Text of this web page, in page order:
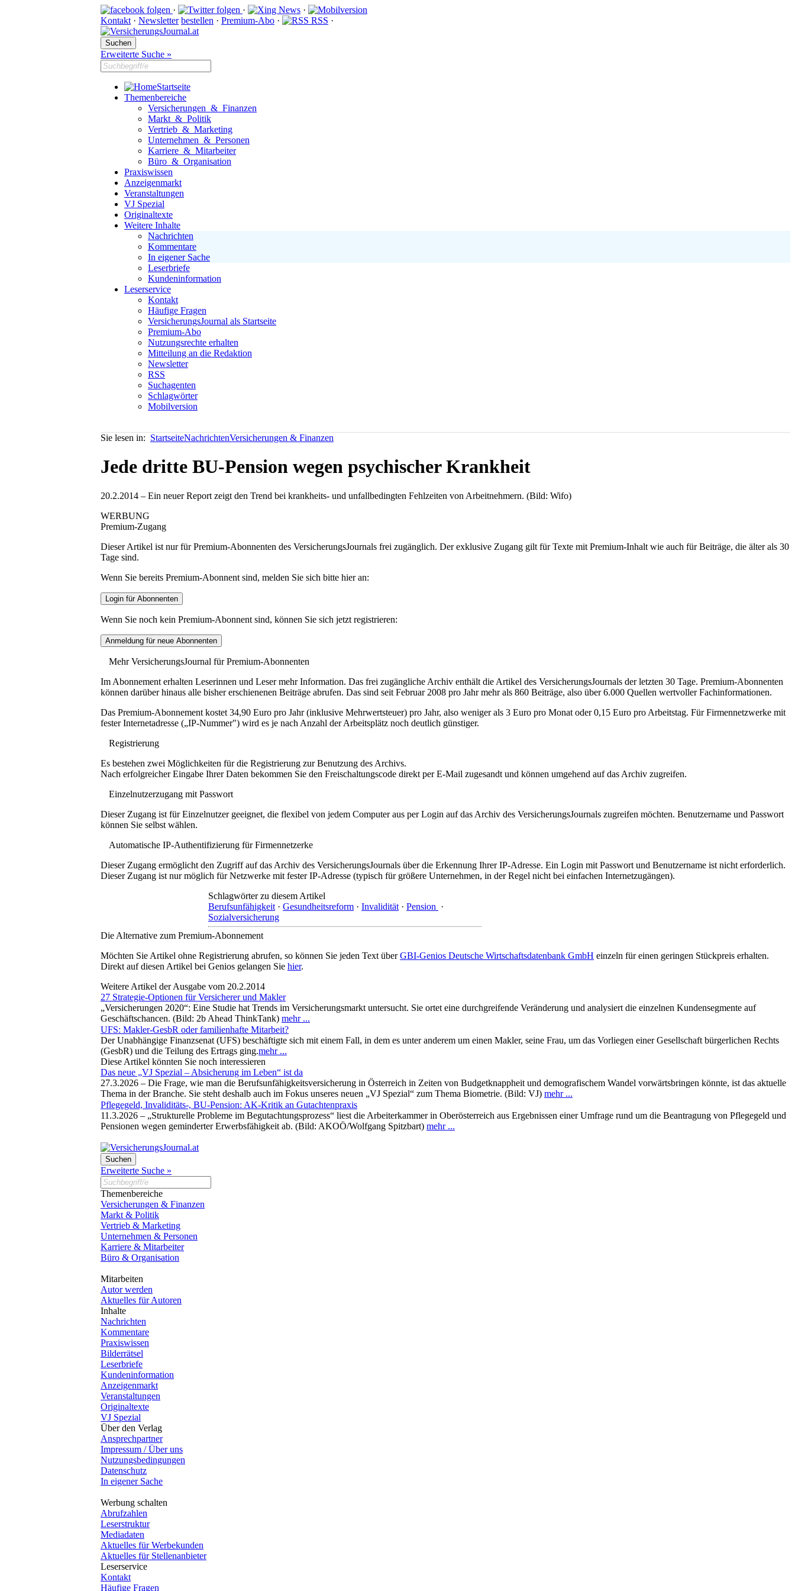
· ·
·
Kontakt · Newsletter bestellen · Premium-Abo · RSS ·
Erweiterte Suche »
Startseite
Themenbereiche
Versicherungen & Finanzen
Markt & Politik
Vertrieb & Marketing
Unternehmen & Personen
Karriere & Mitarbeiter
Büro & Organisation
Praxiswissen
Anzeigenmarkt
Veranstaltungen
VJ Spezial
Originaltexte
Weitere Inhalte
Nachrichten
Kommentare
In eigener Sache
Leserbriefe
Kundeninformation
Leserservice
Kontakt
Häufige Fragen
VersicherungsJournal als Startseite
Premium-Abo
Nutzungsrechte erhalten
Mitteilung an die Redaktion
Newsletter
RSS
Suchagenten
Schlagwörter
Mobilversion
Sie lesen in: StartseiteNachrichtenVersicherungen & Finanzen
Jede dritte BU-Pension wegen psychischer Krankheit
20.2.2014 – Ein neuer Report zeigt den Trend bei krankheits- und unfallbedingten Fehlzeiten von Arbeitnehmern. (Bild: Wifo)
WERBUNG
Premium-Zugang
Dieser Artikel ist nur für Premium-Abonnenten des VersicherungsJournals frei zugänglich. Der exklusive Zugang gilt für Texte mit Premium-Inhalt wie auch für Beiträge, die älter als 30
Tage sind.
Wenn Sie bereits Premium-Abonnent sind, melden Sie sich bitte hier an:
Wenn Sie noch kein Premium-Abonnent sind, können Sie sich jetzt registrieren:
Mehr VersicherungsJournal für Premium-Abonnenten
Im Abonnement erhalten Leserinnen und Leser mehr Information. Das frei zugängliche Archiv enthält die Artikel des VersicherungsJournals der letzten 30 Tage. Premium-Abonnenten
können darüber hinaus alle bisher erschienenen Beiträge abrufen. Das sind seit Februar 2008 pro Jahr mehr als 860 Beiträge, also über 6.000 Quellen wertvoller Fachinformationen.
Das Premium-Abonnement kostet 34,90 Euro pro Jahr (inklusive Mehrwertsteuer) pro Jahr, also weniger als 3 Euro pro Monat oder 0,15 Euro pro Arbeitstag. Für Firmennetzwerke mit
fester Internetadresse („IP-Nummer") wird es je nach Anzahl der Arbeitsplätz noch deutlich günstiger.
Registrierung
Es bestehen zwei Möglichkeiten für die Registrierung zur Benutzung des Archivs.
Nach erfolgreicher Eingabe Ihrer Daten bekommen Sie den Freischaltungscode direkt per E-Mail zugesandt und können umgehend auf das Archiv zugreifen.
Einzelnutzerzugang mit Passwort
Dieser Zugang ist für Einzelnutzer geeignet, die flexibel von jedem Computer aus per Login auf das Archiv des VersicherungsJournals zugreifen möchten. Benutzername und Passwort
können Sie selbst wählen.
Automatische IP-Authentifizierung für Firmennetzerke
Dieser Zugang ermöglicht den Zugriff auf das Archiv des VersicherungsJournals über die Erkennung Ihrer IP-Adresse. Ein Login mit Passwort und Benutzername ist nicht erforderlich.
Dieser Zugang ist nur möglich für Netzwerke mit fester IP-Adresse (typisch für größere Unternehmen, in der Regel nicht bei einfachen Internetzugängen).
Schlagwörter zu diesem Artikel
Berufsunfähigkeit · Gesundheitsreform · Invalidität · Pension ·
Sozialversicherung
Die Alternative zum Premium-Abonnement
Möchten Sie Artikel ohne Registrierung abrufen, so können Sie jeden Text überGBI-Genios Deutsche Wirtschaftsdatenbank GmbH einzeln für einen geringen Stückpreis erhalten.
Direkt auf diesen Artikel bei Genios gelangen Sie hier.
Weitere Artikel der Ausgabe vom 20.2.2014
27 Strategie-Optionen für Versicherer und Makler
„Versicherungen 2020“: Eine Studie hat Trends im Versicherungsmarkt untersucht. Sie ortet eine durchgreifende Veränderung und analysiert die einzelnen Kundensegmente auf
Geschäftschancen. (Bild: 2b Ahead ThinkTank) mehr ...
UFS: Makler-GesbR oder familienhafte Mitarbeit?
Der Unabhängige Finanzsenat (UFS) beschäftigte sich mit einem Fall, in dem es unter anderem um einen Makler, seine Frau, um das Vorliegen einer Gesellschaft bürgerlichen Rechts
(GesbR) und die Teilung des Ertrags ging.mehr ...
Diese Artikel könnten Sie noch interessieren
Das neue „VJ Spezial – Absicherung im Leben“ ist da
27.3.2026 – Die Frage, wie man die Berufsunfähigkeitsversicherung in Österreich in Zeiten von Budgetknappheit und demografischem Wandel vorwärtsbringen könnte, ist das aktuelle
Thema in der Branche. Sie steht deshalb auch im Fokus unseres neuen „VJ Spezial“ zum Thema Biometrie. (Bild: VJ) mehr ...
Pflegegeld, Invaliditäts-, BU-Pension: AK-Kritik an Gutachtenpraxis
11.3.2026 – „Strukturelle Probleme im Begutachtungsprozess“ liest die Arbeiterkammer in Oberösterreich aus Ergebnissen einer Umfrage rund um die Beantragung von Pflegegeld und
Pensionen wegen geminderter Erwerbsfähigkeit ab. (Bild: AKOÖ/Wolfgang Spitzbart) mehr ...
Erweiterte Suche »
Themenbereiche
Versicherungen & Finanzen
Markt & Politik
Vertrieb & Marketing
Unternehmen & Personen
Karriere & Mitarbeiter
Büro & Organisation
Mitarbeiten
Autor werden
Aktuelles für Autoren
Inhalte
Nachrichten
Kommentare
Praxiswissen
Bilderrätsel
Leserbriefe
Kundeninformation
Anzeigenmarkt
Veranstaltungen
Originaltexte
VJ Spezial
Über den Verlag
Ansprechpartner
Impressum / Über uns
Nutzungsbedingungen
Datenschutz
In eigener Sache
Werbung schalten
Abrufzahlen
Leserstruktur
Mediadaten
Aktuelles für Werbekunden
Aktuelles für Stellenanbieter
Leserservice
Kontakt
Häufige Fragen